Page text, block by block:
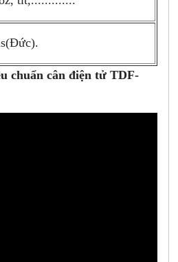
chuẩn cân điện tử TDF-